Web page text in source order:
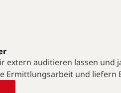
extern auditieren lassen und
Ermittlungsarbeit und liefern